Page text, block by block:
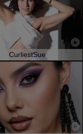
CurliestSue